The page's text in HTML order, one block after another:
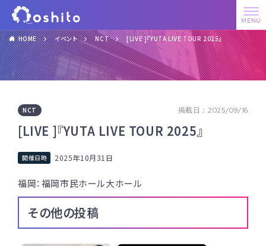
HOME イベント NCT [LIVE ]『YUTA LIVE TOUR 2025』
NCT 掲載日：2025/09/16
[LIVE ]『YUTA LIVE TOUR 2025』
2025年10月31日
福岡：福岡市民ホール大ホール
その他の投稿